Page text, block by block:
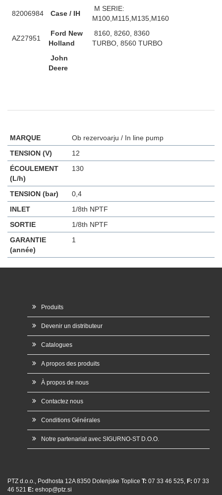
82006984 Case / IH
M SERIE:
M100,M115,M135,M160
AZ27951
Ford New
Holland
8160, 8260, 8360
TURBO, 8560 TURBO
John
Deere
MARQUE
Ob rezervoarju / In line pump
TENSION (V)
12
ÉCOULEMENT
(L/h)
130
TENSION (bar)
0,4
INLET
1/8th NPTF
SORTIE
1/8th NPTF
GARANTIE
(année)
1
Produits
Devenir un distributeur
Catalogues
A propos des produits
À propos de nous
Contactez nous
Conditions Générales
Notre partenariat avec SIGURNO-ST D.O.O.
PTZ d.o.o., Podhosta 12A 8350 Dolenjske Toplice T: 07 33 46 525, F: 07 33
46 521 E: eshop@ptz.si